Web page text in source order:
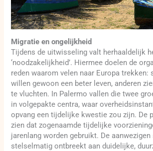
Migratie en ongelijkheid
Tijdens de uitwisseling valt herhaaldelijk
‘noodzakelijkheid’. Hiermee doelen de
reden waarom velen naar Europa trekken:
willen gewoon een beter leven, anderen
te vluchten. In Palermo vallen die twee
in volgepakte centra, waar
opvang een tijdelijke kwestie zou zijn. De
zien dat zogenaamde tijdelijke
jarenlang worden gebruikt. De
stelselmatig ontbreekt aan duidelijke,